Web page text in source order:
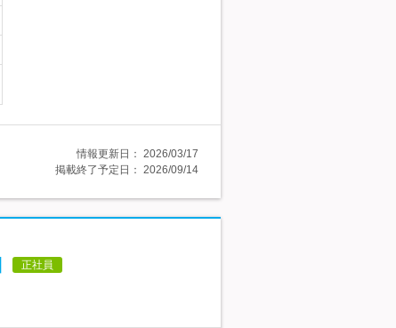
情報更新日： 2026/03/17
掲載終了予定日： 2026/09/14
正社員